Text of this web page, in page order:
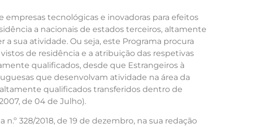
empresas tecnológicas e inovadoras para efeitos
a nacionais de estados terceiros, altamente
sua atividade. Ou seja, este Programa procura
de residência e a atribuição das respetivas
qualificados, desde que Estrangeiros à
que desenvolvam atividade na área da
qualificados transferidos dentro de
de 04 de Julho).
n.º 328/2018, de 19 de dezembro, na sua redação